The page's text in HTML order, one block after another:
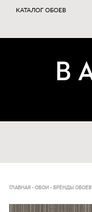
КАТАЛОГ ОБОЕВ
ГЛАВНАЯ - ОБОИ - БРЕНДЫ ОБОЕВ